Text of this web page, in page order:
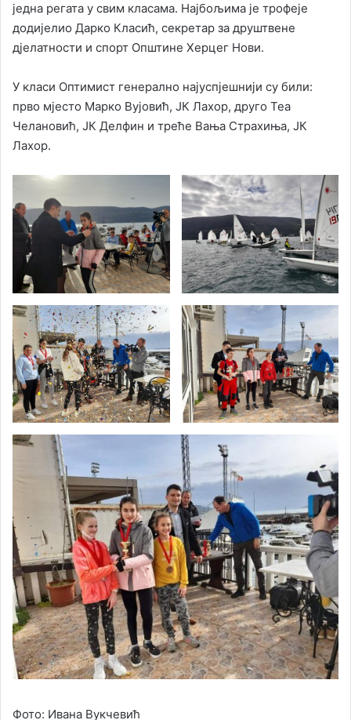
једна регата у свим класама. Најбољима је трофеје
додијелио Дарко Класић, секретар за друштвене
дјелатности и спорт Општине Херцег Нови.
У класи Оптимист генерално најуспјешнији су били:
прво мјесто Марко Вујовић, ЈК Лахор, друго Теа
Челановић, ЈК Делфин и треће Вања Страхиња, ЈК
Лахор.
Фото: Ивана Вукчевић